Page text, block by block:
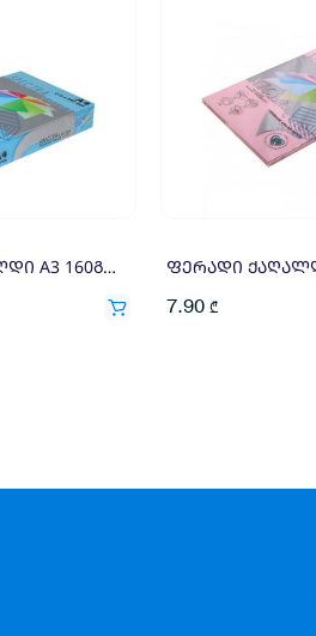
ფერადი ქაღალდი A3 160გრ 250ფ ცისფერი
7.90 ₾